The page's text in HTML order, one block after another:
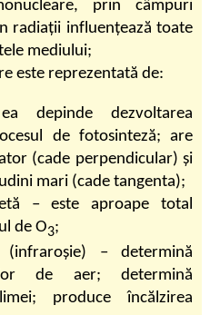
prin câmpuri
radiații influențează toate
mediului;
este reprezentată de:
depinde dezvoltarea
de fotosinteză; are
(cade perpendicular) și
mari (cade tangenta);
– este aproape total
de O3;
(infraroșie) – determină
de aer; determină
produce încălzirea